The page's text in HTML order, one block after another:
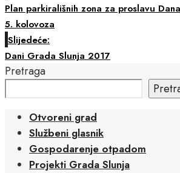
Plan parkirališnih zona za proslavu
5. kolovoza
Slijedeće:
Dani Grada Slunja 2017
Pretraga
Otvoreni grad
Službeni glasnik
Gospodarenje otpadom
Projekti Grada Slunja